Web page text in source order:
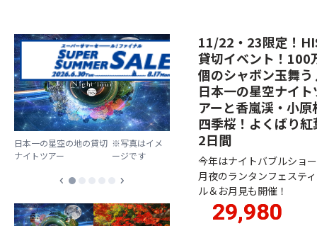
日本一の星空の地の貸切
ナイトツアー
※写真はイメ
ージです
chevron_left chevron_right
11/22・23限定！
貸切イベント！100
個のシャボン玉舞
日本一の星空ナイト
アーと香嵐渓・小原
四季桜！よくばり紅
2日間
今年はナイトバブルショ
月夜のランタンフェステ
ル＆お月見も開催！
29,980